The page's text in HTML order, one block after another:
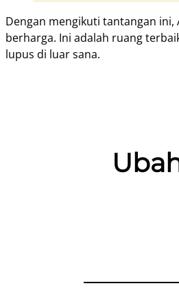
Dengan mengikuti tantangan
berharga. Ini adalah ruang
lupus di luar sana.